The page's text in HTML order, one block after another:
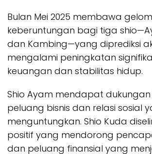
Bulan Mei 2025 membawa
keberuntungan bagi tiga
dan Kambing—yang diprediksi
mengalami peningkatan
keuangan dan stabilitas hidup.
Shio Ayam mendapat
peluang bisnis dan relasi sosial
menguntungkan. Shio Kuda
positif yang mendorong
dan peluang finansial yang